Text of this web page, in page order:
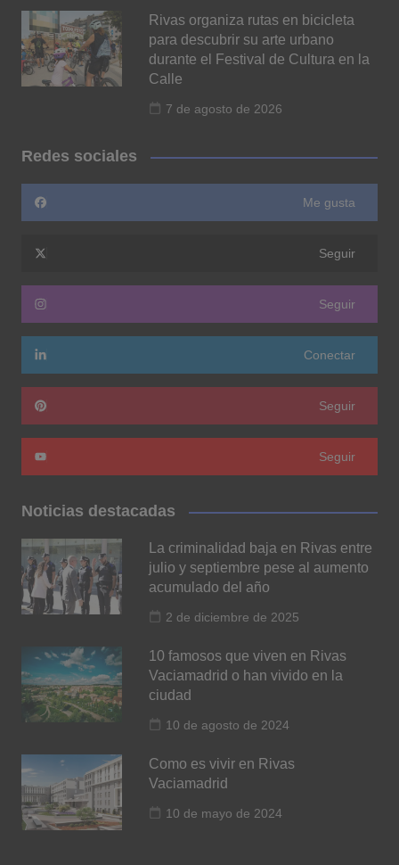
Rivas organiza rutas en bicicleta
para descubrir su arte urbano
durante el Festival de Cultura en la
Calle
7 de agosto de 2026
Redes sociales
Me gusta
Seguir
Seguir
Conectar
Seguir
Seguir
Noticias destacadas
La criminalidad baja en Rivas entre
julio y septiembre pese al aumento
acumulado del año
2 de diciembre de 2025
10 famosos que viven en Rivas
Vaciamadrid o han vivido en la
ciudad
10 de agosto de 2024
Como es vivir en Rivas
Vaciamadrid
10 de mayo de 2024